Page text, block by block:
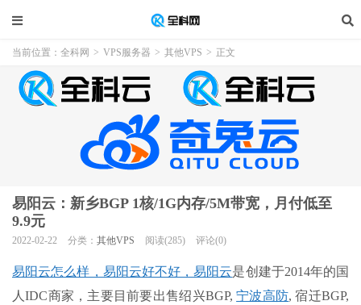
当前位置： 全科网 > VPS服务器 > 其他VPS > 正文
易阳云：新乡BGP 1核/1G内存/5M带宽，月付低至
9.9元
2022-02-22 分类： 其他VPS 阅读(285) 评论(0)
易阳云怎么样，易阳云好不好，易阳云是创建于2014年的国
人IDC商家，主要目前要出售绍兴BGP,宁波高防,宿迁BGP,